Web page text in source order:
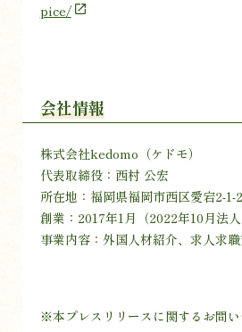
pice/
会社情報
株式会社kedomo（ケドモ）
代表取締役：西村 公宏
所在地：福岡県福岡市西区愛宕2-1-2
創業：2017年1月（2022年10月法人
事業内容：外国人材紹介、求人求
※本プレスリリースに関するお問